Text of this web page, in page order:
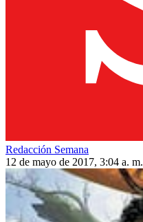
Redacción Semana
12 de mayo de 2017, 3:04 a. m.